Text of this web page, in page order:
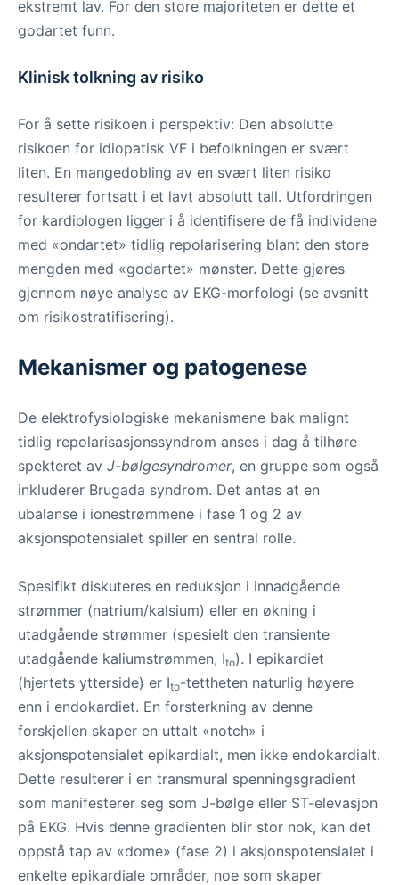
ekstremt lav. For den store majoriteten er dette et
godartet funn.
Klinisk tolkning av risiko
For å sette risikoen i perspektiv: Den absolutte
risikoen for idiopatisk VF i befolkningen er svært
liten. En mangedobling av en svært liten risiko
resulterer fortsatt i et lavt absolutt tall. Utfordringen
for kardiologen ligger i å identifisere de få individene
med «ondartet» tidlig repolarisering blant den store
mengden med «godartet» mønster. Dette gjøres
gjennom nøye analyse av EKG-morfologi (se avsnitt
om risikostratifisering).
Mekanismer og patogenese
De elektrofysiologiske mekanismene bak malignt
tidlig repolarisasjonssyndrom anses i dag å tilhøre
spekteret av J-bølgesyndromer, en gruppe som også
inkluderer Brugada syndrom. Det antas at en
ubalanse i ionestrømmene i fase 1 og 2 av
aksjonspotensialet spiller en sentral rolle.
Spesifikt diskuteres en reduksjon i innadgående
strømmer (natrium/kalsium) eller en økning i
utadgående strømmer (spesielt den transiente
utadgående kaliumstrømmen, Ito). I epikardiet
(hjertets ytterside) er Ito-tettheten naturlig høyere
enn i endokardiet. En forsterkning av denne
forskjellen skaper en uttalt «notch» i
aksjonspotensialet epikardialt, men ikke endokardialt.
Dette resulterer i en transmural spenningsgradient
som manifesterer seg som J-bølge eller ST-elevasjon
på EKG. Hvis denne gradienten blir stor nok, kan det
oppstå tap av «dome» (fase 2) i aksjonspotensialet i
enkelte epikardiale områder, noe som skaper